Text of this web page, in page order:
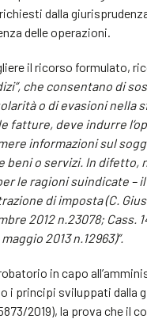
dalla
delle operazioni.
il ricorso formulato,
che consentano di
o di evasioni nella
fatture, deve indurre
informazioni sul
beni o servizi. In difetto,
le ragioni suindicate –
di imposta (C.
2012 n.23078; Cass.
2013 n.12963)”.
in capo
i principi sviluppati dalla
2019), la prova che il